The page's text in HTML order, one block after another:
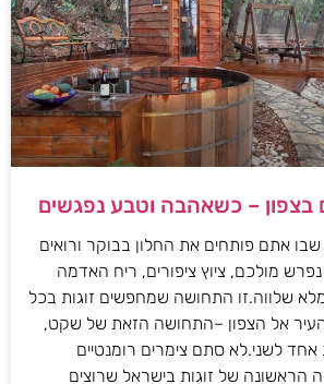
בצפון – כשאהבה וטבע נפגשים
אתם פותחים את החלון בבוקר ורואים
מולכם, ציוץ ציפורים, ריח האדמה
שלווה.זו התחושה שמחפשים זוגות בכל
אל הצפון –התחושה הזאת של שקט,
אחד לשני.לא סתם צימרים רומנטיים
הראשונה של זוגות בישראל שרוצים